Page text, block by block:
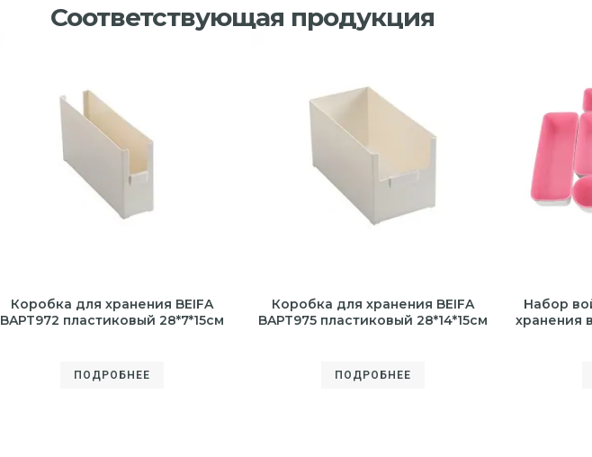
Соответствующая продукция
Коробка для хранения BEIFA
BAPT972 пластиковый 28*7*15см
ПОДРОБНЕЕ
Коробка для хранения BEIFA
BAPT975 пластиковый 28*14*15см
ПОДРОБНЕЕ
Набор
хранения